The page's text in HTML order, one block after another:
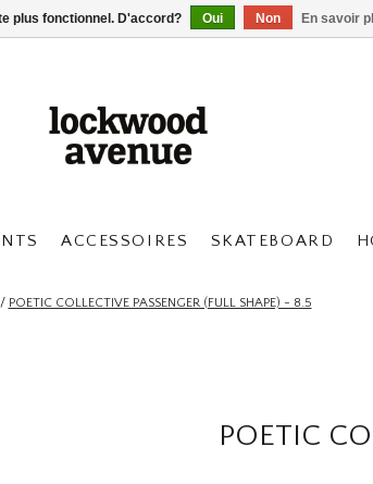
ACCESSOIRES SKATEBOARD
POETIC COLLECTIVE PASSENGER (FULL SHAPE) - 8.5
POETIC
plus fonctionnel. D'accord? Oui Non En savoir